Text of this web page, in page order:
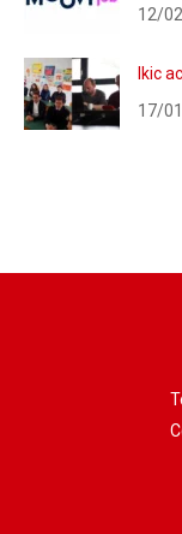
12/
Ikic
17/